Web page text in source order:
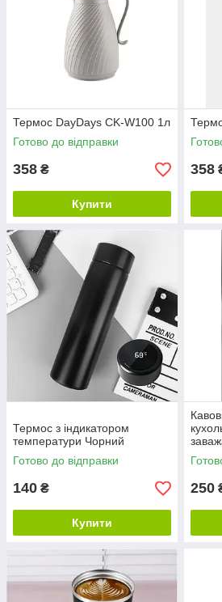
Термос DayDays CK-W100 1л
Готово до відправки
358 ₴
Купити
358
Термос з індикатором
температури Чорний
Готово до відправки
140 ₴
Купити
250